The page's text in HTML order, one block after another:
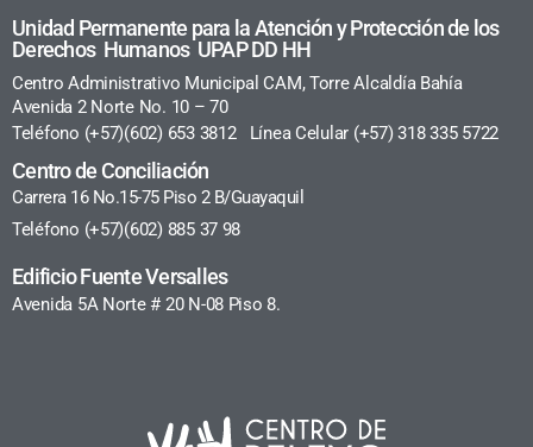
Unidad Permanente para la Atención y Protección de los
Derechos Humanos UPAP DD HH
Centro Administrativo Municipal CAM, Torre Alcaldía Bahía
Avenida 2 Norte No. 10 – 70
Teléfono (+57)(602) 653 3812 Línea Celular (+57) 318 335 5722
Centro de Conciliación
Carrera 16 No.15-75 Piso 2 B/Guayaquil
Teléfono (+57)(602) 885 37 98
Edificio Fuente Versalles
Avenida 5A Norte # 20 N-08 Piso 8.